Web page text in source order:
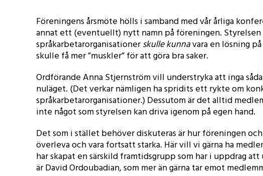
Föreningens årsmöte hölls i samband med vår årliga
annat ett (eventuellt) nytt namn på föreningen. Styrelsen
språkarbetarorganisationerskulle kunnavara en lösning
skulle få mer ”muskler” för att göra bra saker.
Ordförande Anna Stjernström vill understryka att inga
nuläget. (Det verkar nämligen ha spridits ett rykte om
språkarbetarorganisationer.) Dessutom är det alltid
inte något som styrelsen kan driva igenom på egen hand.
Det som i stället behöver diskuteras är hur föreningen
överleva och vara fortsatt starka. Här vill vi gärna ha
har skapat en särskild framtidsgrupp som har i uppdrag
är David Ordoubadian, som mer än gärna tar emot